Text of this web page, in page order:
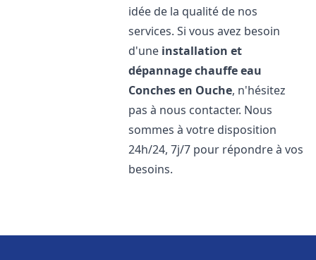
idée de la qualité de nos
services. Si vous avez besoin
d'une installation et
dépannage chauffe eau
Conches en Ouche, n'hésitez
pas à nous contacter. Nous
sommes à votre disposition
24h/24, 7j/7 pour répondre à vos
besoins.